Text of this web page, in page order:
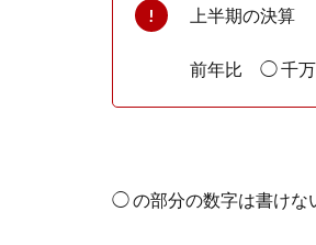
上半期の決算
前年比 ◯ 千万
◯ の部分の数字は書けな